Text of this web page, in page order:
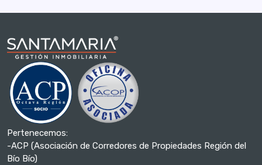
Pertenecemos:
-ACP (Asociación de Corredores de Propiedades Región del
Bío Bío)